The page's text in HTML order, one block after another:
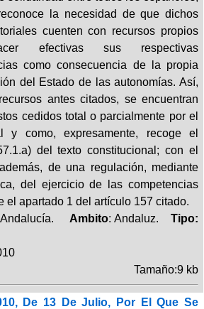
la necesidad de que dichos
cuenten con recursos propios
efectivas sus respectivas
como consecuencia de la propia
del Estado de las autonomías. Así,
antes citados, se encuentran
cedidos total o parcialmente por el
y como, expresamente, recoge el
del texto constitucional; con el
de una regulación, mediante
del ejercicio de las competencias
el apartado 1 del artículo 157 citado.
Andalucía. Ambito: Andaluz.Tipo:
Tamaño:9 kb
De 13 De Julio, Por El Que Se